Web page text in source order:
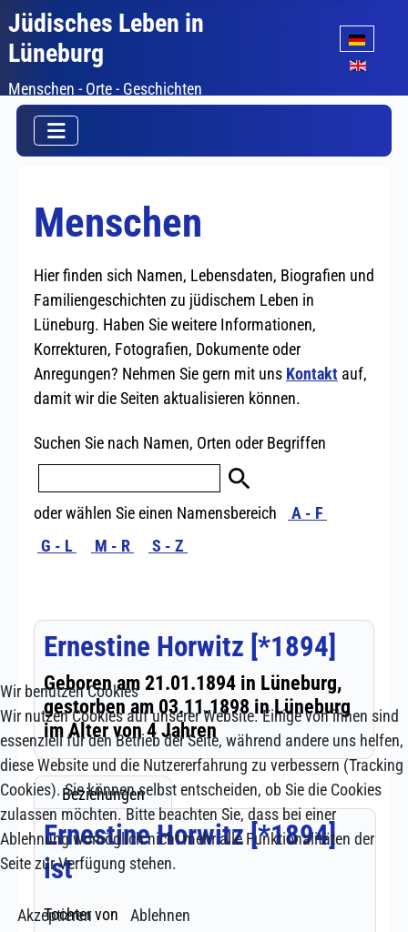
Jüdisches Leben in
Lüneburg
Menschen - Orte - Geschichten
Sprache
Wir benutzen Cookies
Wir nutzen Cookies auf unserer Website. Einige von ihnen sind
essenziell für den Betrieb der Seite, während andere uns helfen,
diese Website und die Nutzererfahrung zu verbessern (Tracking
Cookies). Sie können selbst entscheiden, ob Sie die Cookies
zulassen möchten. Bitte beachten Sie, dass bei einer
Ablehnung womöglich nicht mehr alle Funktionalitäten der
Seite zur Verfügung stehen.
Akzeptieren
Ablehnen